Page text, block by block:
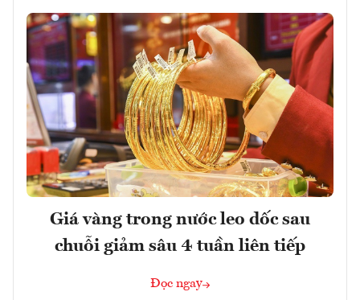
Giá vàng trong nước leo dốc sau
chuỗi giảm sâu 4 tuần liên tiếp
Đọc ngay